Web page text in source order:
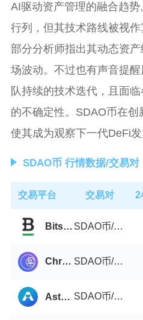
AI驱动资产管理的融合趋
行列，但其技术路线被视作
部分分析师指出其动态资
场波动。不过也有声音提
队持续的技术迭代，且面
的不确定性。SDAO币在创
使其成为观察下一代DeFi发
SDAO币 行情数据/交易对
交易平台 交易对
Bitstamp SDAO币/USDT
Chronos SDAO币/USDT
Astroport SDAO币/USDT